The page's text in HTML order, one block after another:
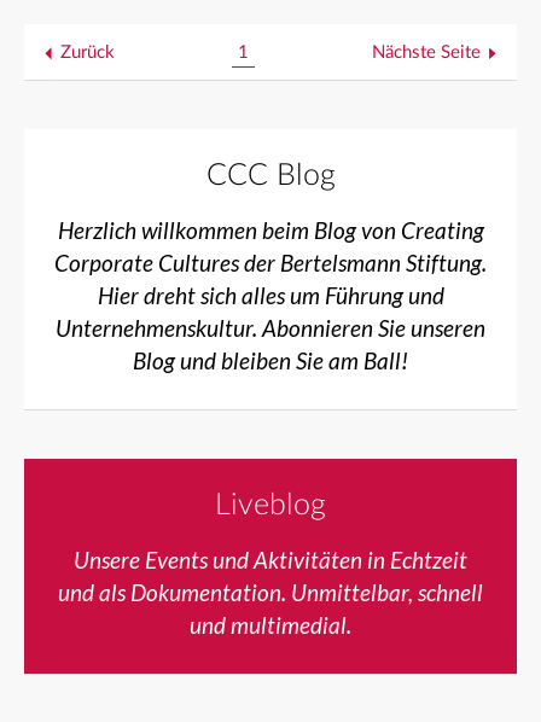
Zurück 1 Nächste Seite
CCC Blog
Herzlich willkommen beim Blog von Creating
Corporate Cultures der Bertelsmann Stiftung.
Hier dreht sich alles um Führung und
Unternehmenskultur. Abonnieren Sie unseren
Blog und bleiben Sie am Ball!
Liveblog
Unsere Events und Aktivitäten in Echtzeit
und als Dokumentation. Unmittelbar, schnell
und multimedial.